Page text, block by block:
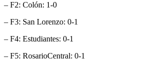
– F2: Colón: 1-0
– F3: San Lorenzo: 0-1
– F4: Estudiantes: 0-1
– F5: RosarioCentral: 0-1